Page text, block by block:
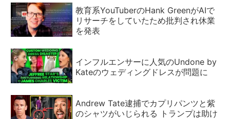
教育系YouTuberのHank GreenがAIで
リサーチをしていたため批判され休業
を発表
インフルエンサーに人気のUndone by
Kateのウェディングドレスが問題に
Andrew Tate逮捕でカプリパンツと紫
のシャツがいじられる トランプは助け